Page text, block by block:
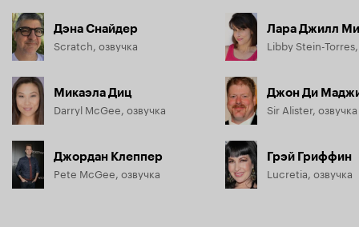
Дэна Снайдер
Scratch, озвучка
Микаэла Диц
Darryl McGee, озвучка
Джордан Клеппер
Pete McGee, озвучка
Лара Джилл
Libby Stein-
Джон Ди
Sir Alister, озвучка
Грэй Гриффин
Lucretia, озвучка